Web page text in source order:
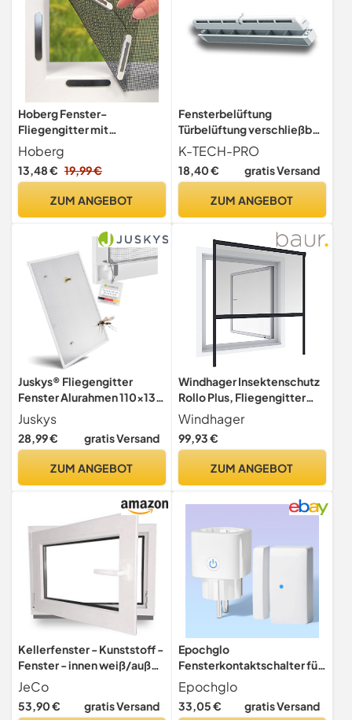
Hoberg Fenster-
Fliegengitter mit
innovativer
Magnetbefestigung |
Fliegennetz bis zu 150 x 130
zuschneidbar, kein Bohren
Moskitonetz anbringen mit
16 Magneten [Schwarz]
Hoberg
13,48 € 19,99 €
ZUM ANGEBOT
Fensterbelüftung
Türbelüftung verschließbar
Komplettset Passivlüftung
K-TECH-PRO
18,40 € gratis Versand
ZUM ANGEBOT
Juskys® Fliegengitter
Fenster Alurahmen 110x130
cm (Weiß) – Insektenschutz
Spannrahmen ohne Bohren,
Einhängen – Mückenschutz
Mückennetz Fenstergitter
Juskys
28,99 € gratis Versand
ZUM ANGEBOT
Windhager Insektenschutz
Rollo Plus, Fliegengitter
Alurahmen für Fenster,
individuell kürzbar,
anthrazit, 130 x 160 cm,
Windhager
99,93 €
ZUM ANGEBOT
Kellerfenster - Kunststoff -
Fenster - innen weiß/außen
weiß - BxH: 50 x 40 cm -
500 x 400 mm - DIN Links -
2 fach Verglasung - 60 mm
JeCo
53,90 € gratis Versand
Epochglo
Fensterkontaktschalter für
Dunstabzugshaube, Funk
Abluftsteuerung,
Fensterschalter, Fenster
Epochglo
33,05 € gratis Versand